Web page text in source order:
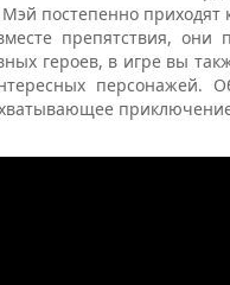
постепенно приходят
препятствия, они
героев, в игре вы
персонажей.